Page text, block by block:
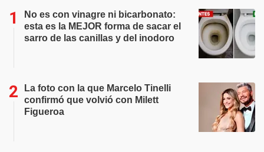
No es con vinagre ni bicarbonato:
esta es la MEJOR forma de sacar el
sarro de las canillas y del inodoro
La foto con la que Marcelo Tinelli
confirmó que volvió con Milett
Figueroa